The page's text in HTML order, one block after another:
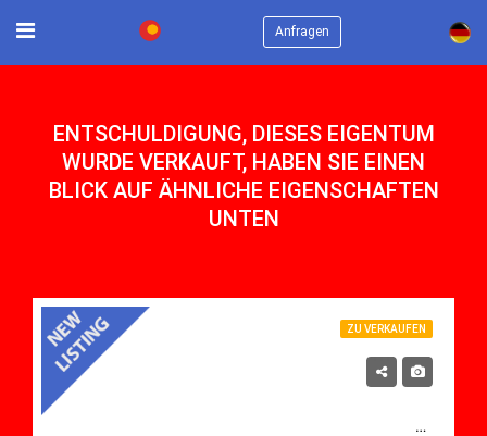
Anfragen ×
ENTSCHULDIGUNG, DIESES EIGENTUM
WURDE VERKAUFT, HABEN SIE EINEN
BLICK AUF ÄHNLICHE EIGENSCHAFTEN
UNTEN
ZU VERKAUFEN
115,000€
ZU VERKAUFEN APARTMENT IN CONDADO DE ALHAMA, ALHAMA DE MURCIA MIT POOL